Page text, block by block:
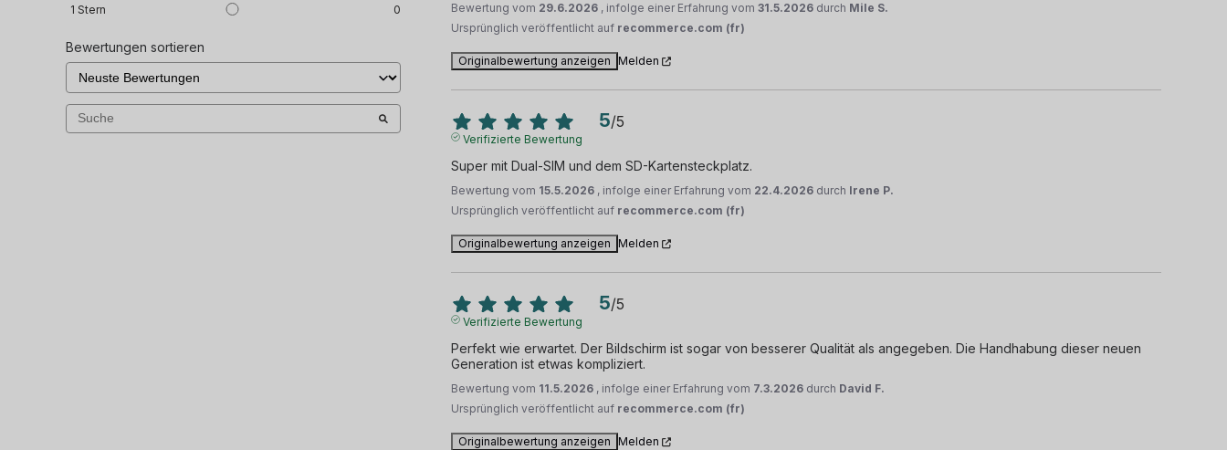
1 Stern 0
Bewertungen sortieren
Bewertung vom 29.6.2026 , infolge einer Erfahrung vom31.5.2026 durch Mile S.
Ursprünglich veröffentlicht auf recommerce.com (fr)
Originalbewertung anzeigen Melden
5/5
Verifizierte Bewertung
Super mit Dual-SIM und dem SD-Kartensteckplatz.
Bewertung vom 15.5.2026 , infolge einer Erfahrung vom 22.4.2026 durch Irene P.
Ursprünglich veröffentlicht auf recommerce.com (fr)
Originalbewertung anzeigen Melden
5/5
Verifizierte Bewertung
Perfekt wie erwartet. Der Bildschirm ist sogar von besserer Qualität als angegeben. Die Handhabung dieser neuen
Generation ist etwas kompliziert.
Bewertung vom 11.5.2026 , infolge einer Erfahrung vom 7.3.2026 durch David F.
Ursprünglich veröffentlicht auf recommerce.com (fr)
Originalbewertung anzeigen Melden